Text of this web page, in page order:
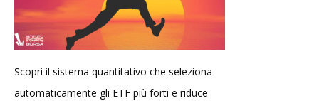
Scopri il sistema quantitativo che seleziona
automaticamente gli ETF più forti e riduce